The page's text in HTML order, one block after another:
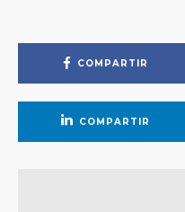
COMPARTIR
COMPARTIR